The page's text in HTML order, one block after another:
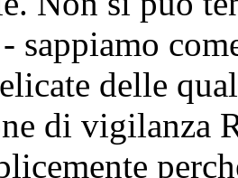
sappiamo
delle
di vigilanza